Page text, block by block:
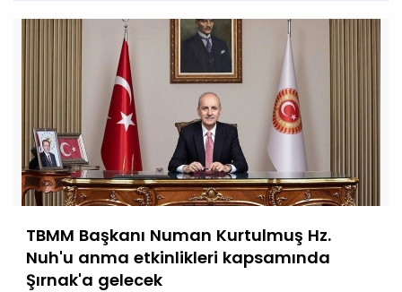
TBMM Başkanı Numan Kurtulmuş Hz.
Nuh'u anma etkinlikleri kapsamında
Şırnak'a gelecek